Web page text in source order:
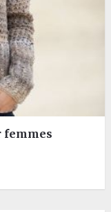
femmes